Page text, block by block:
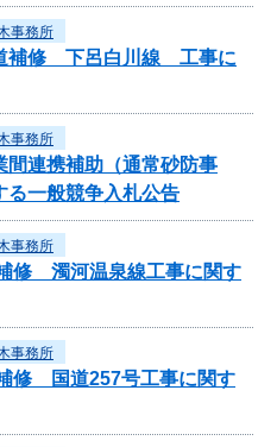
事務所
補修 下呂白川線 工事に
事務所
連携補助（通常砂防事
る一般競争入札公告
事務所
修 濁河温泉線工事に関す
事務所
修 国道257号工事に関す